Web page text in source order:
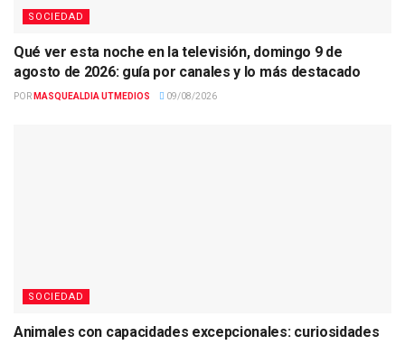
SOCIEDAD
Qué ver esta noche en la televisión, domingo 9 de
agosto de 2026: guía por canales y lo más destacado
POR MASQUEALDIA UTMEDIOS 09/08/2026
SOCIEDAD
Animales con capacidades excepcionales: curiosidades